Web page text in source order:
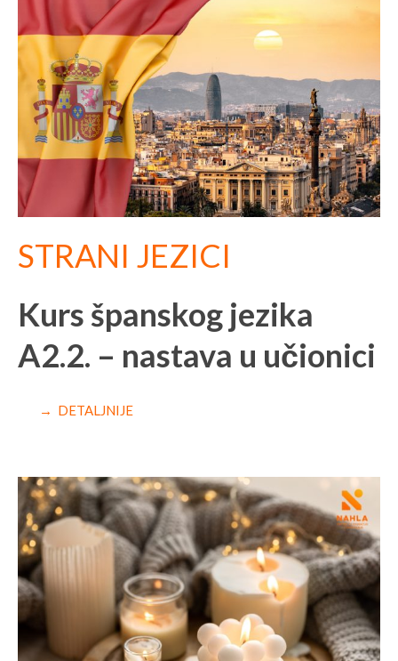
STRANI JEZICI
Kurs španskog jezika
A2.2. – nastava u učionici
→ DETALJNIJE